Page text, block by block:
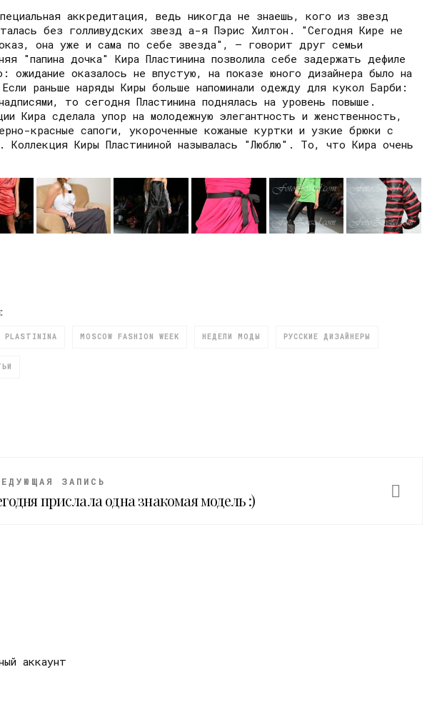
аккредитация, ведь никогда не знаешь, кого из звезд
без голливудских звезд а-я Пэрис Хилтон. "Сегодня Кире не
она уже и сама по себе звезда", – говорит друг семьи
"папина дочка" Кира Пластинина позволила себе задержать дефиле
оказалось не впустую, на показе юного дизайнера было на
раньше наряды Киры больше напоминали одежду для кукол Барби:
то сегодня Пластинина поднялась на уровень повыше.
Кира сделала упор на молодежную элегантность и женственность,
красные сапоги, укороченные кожаные куртки и узкие брюки с
Коллекция Киры Пластининой называлась "Люблю". То, что Кира очень
PLASTININA MOSCOW FASHION WEEK НЕДЕЛИ МОДЫ РУССКИЕ ДИЗАЙНЕРЫ
ЗАПИСЬ
прислала одна знакомая модель :)
аккаунт